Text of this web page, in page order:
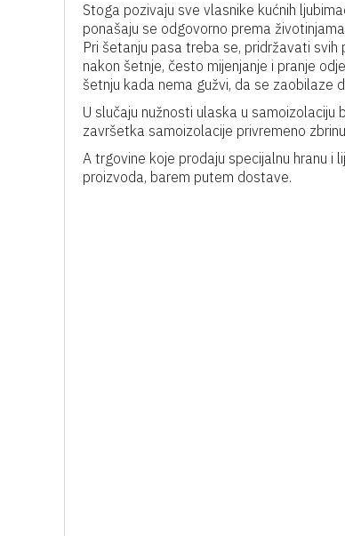
Stoga pozivaju sve vlasnike kućnih
ponašaju se odgovorno prema
Pri šetanju pasa treba se, pridržavati
nakon šetnje, često mijenjanje i pranje
šetnju kada nema gužvi, da se zaobilaze
U slučaju nužnosti ulaska u
završetka samoizolacije privremeno
A trgovine koje prodaju specijalnu hranu i
proizvoda, barem putem dostave.